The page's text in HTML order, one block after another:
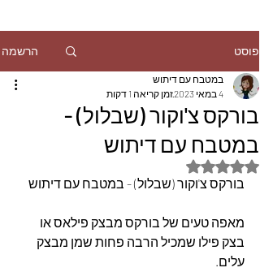
פוסט הרשמה
בורקס צ'וקור (שבלול) -
במטבח עם דיתוש
במטבח עם דיתוש
4 במאי 2023
זמן קריאה 1 דקות
דירוג של NaN מתוך 5 כוכבים
בורקס צ'וקור (שבלול) - במטבח עם דיתוש
מאפה טעים של בורקס מבצק פילאס או
בצק פילו שמכיל הרבה פחות שמן מבצק
עלים.